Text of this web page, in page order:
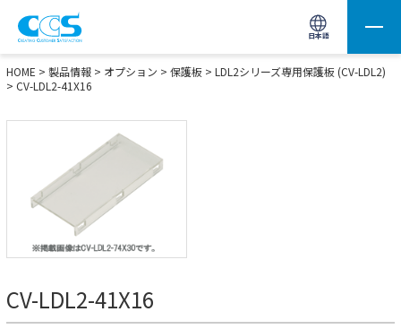
日本語
画像処理用の製品検索 サイト内検索(Enterで実行)
HOME > 製品情報 > オプション > 保護板 > LDL2シリーズ専用保護板 (CV-LDL2)
> CV-LDL2-41X16
CV-LDL2-41X16